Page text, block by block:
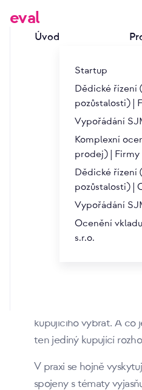
eval
Úvod
Startup
Dědické řízení
pozůstalosti) |
Vypořádání
Komplexní
prodej) | Firmy
Dědické řízení
pozůstalosti) |
Vypořádání
Ocenění
s.r.o.
9.
I když byl výsledek
konečné dohody a
kterém ještě nebyly
kupujícího, který může
budoucnu ke koupi
jeho představ, např.
kupujícího vybrat. A co
ten jediný kupující
V praxi se hojně
spojeny s tématy